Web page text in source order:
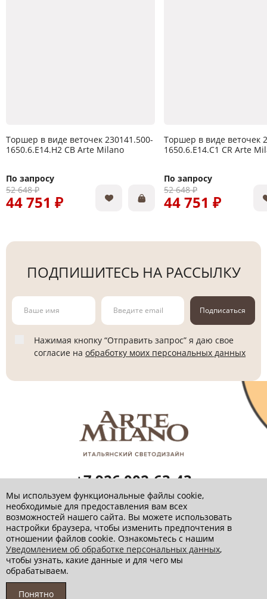
Торшер в виде веточек 230141.500-
1650.6.E14.H2 CB Arte Milano
По запросу
52 648 ₽
44 751 ₽
Торшер в виде веточек
1650.6.E14.C1 CR Arte
По запросу
52 648 ₽
44 751 ₽
ПОДПИШИТЕСЬ НА РАССЫЛКУ
Подписаться
Нажимая кнопку “Отправить запрос” я даю свое
согласие на обработку моих персональных данных
Политика обработки персональных данных
+7 926 002-63-43
Заказать звонок
info@artemilano.ru
Мы используем функциональные файлы cookie,
необходимые для предоставления вам всех
возможностей нашего сайта. Вы можете использовать
настройки браузера, чтобы изменить предпочтения в
отношении файлов cookie. Ознакомьтесь с нашим
Уведомлением об обработке персональных данных,
чтобы узнать, какие данные и для чего мы
обрабатываем.
Понятно